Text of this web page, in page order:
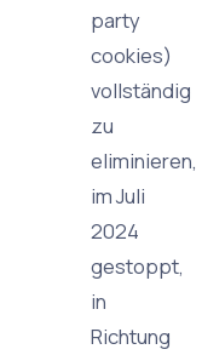
party
cookies)
vollständig
zu
eliminieren,
im Juli
2024
gestoppt,
in
Richtung